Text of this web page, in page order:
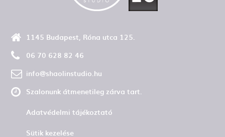
1145 Budapest, Róna utca 125.
06 70 628 82 46
info@shaolinstudio.hu
Szalonunk átmenetileg zárva tart.
Adatvédelmi tájékoztató
Sütik kezelése